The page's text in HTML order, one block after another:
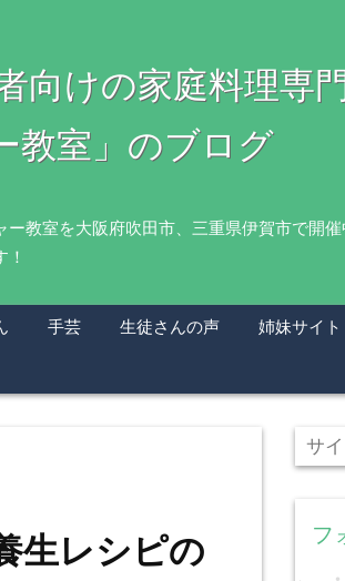
けの家庭料理専
教室」のブログ
教室を大阪府吹田市、三重県伊賀市で開
手芸 生徒さんの声 姉妹サイト
生レシピの
フ